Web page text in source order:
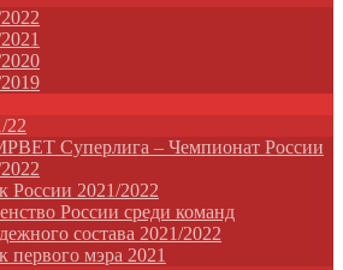
22
Суперлига – Чемпионат России
России 2021/2022
России среди команд
состава 2021/2022
первого мэра 2021